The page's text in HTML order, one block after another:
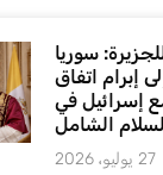
سوريا
إبرام اتفاق
إسرائيل في
الشامل
27 يوليو، 2026